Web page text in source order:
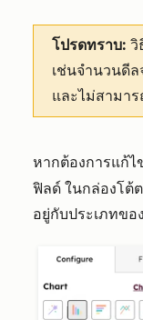
โปรดทราบ: วิ
เช่นจำนวนดีล
และไม่สามาร
หากต้องการแก้
ฟิลด์ ในกล่องโต้
อยู่กับประเภทขอ